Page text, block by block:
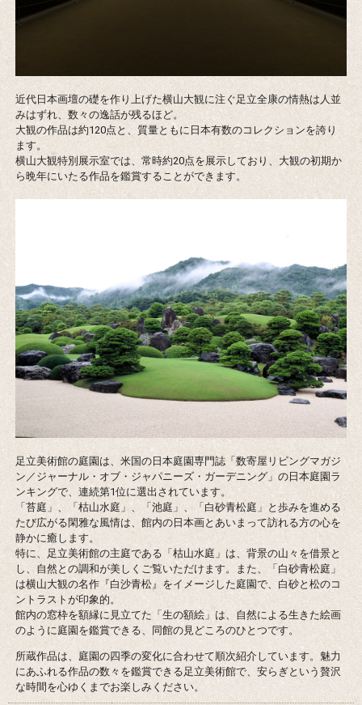
近代日本画壇の礎を作り上げた横山大観に注ぐ足立全康の情熱は人並
みはずれ、数々の逸話が残るほど。
大観の作品は約120点と、質量ともに日本有数のコレクションを誇り
ます。
横山大観特別展示室では、常時約20点を展示しており、大観の初期か
ら晩年にいたる作品を鑑賞することができます。
足立美術館の庭園は、米国の日本庭園専門誌「数寄屋リビングマガジ
ン／ジャーナル・オブ・ジャパニーズ・ガーデニング」の日本庭園ラ
ンキングで、連続第1位に選出されています。
「苔庭」、「枯山水庭」、「池庭」、「白砂青松庭」と歩みを進める
たび広がる閑雅な風情は、館内の日本画とあいまって訪れる方の心を
静かに癒します。
特に、足立美術館の主庭である「枯山水庭」は、背景の山々を借景と
し、自然との調和が美しくご覧いただけます。また、「白砂青松庭」
は横山大観の名作『白沙青松』をイメージした庭園で、白砂と松のコ
ントラストが印象的。
館内の窓枠を額縁に見立てた「生の額絵」は、自然による生きた絵画
のように庭園を鑑賞できる、同館の見どころのひとつです。
所蔵作品は、庭園の四季の変化に合わせて順次紹介しています。魅力
にあふれる作品の数々を鑑賞できる足立美術館で、安らぎという贅沢
な時間を心ゆくまでお楽しみください。